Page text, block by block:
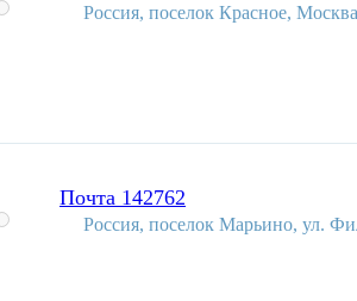
Россия, поселок Красное,
Почта 142762
Россия, поселок Марьино, ул.